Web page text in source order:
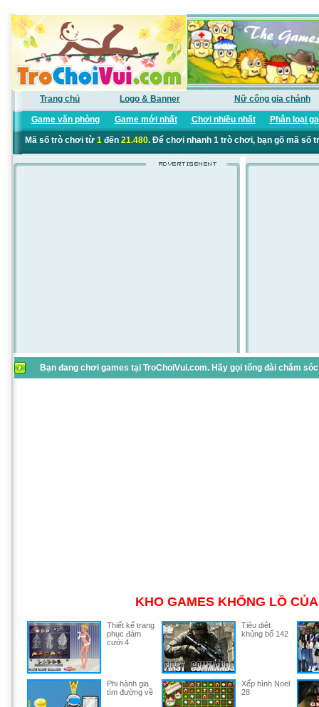
Trang chủ Logo & Banner Nữ công gia chánh
Game văn phòng Game mới nhất Chơi nhiều nhất Phân loại
Mã số trò chơi từ 1đến 21.480. Để chơi nhanh 1 trò chơi, bạn gõ mã số
Bạn đang chơi games tại TroChoiVui.com. Hãy gọi tổng đài chăm
KHO GAMES KHỔNG LỒ
Thiết kế trang
phục đám
cưới 4
Tiêu diệt
khủng bố 142
Phi hành gia
tìm đường về
Xếp hình Noel
28